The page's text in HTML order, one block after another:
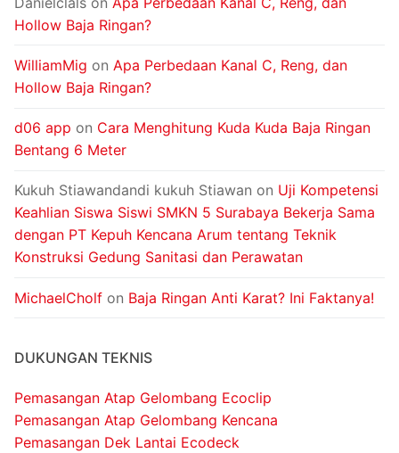
Hollow Baja Ringan?
WilliamMig on Apa Perbedaan Kanal C, Reng, dan
Hollow Baja Ringan?
d06 app on Cara Menghitung Kuda Kuda Baja Ringan
Bentang 6 Meter
Kukuh Stiawandandi kukuh Stiawan on Uji Kompetensi
Keahlian Siswa Siswi SMKN 5 Surabaya Bekerja Sama
dengan PT Kepuh Kencana Arum tentang Teknik
Konstruksi Gedung Sanitasi dan Perawatan
MichaelCholf on Baja Ringan Anti Karat? Ini Faktanya!
DUKUNGAN TEKNIS
Pemasangan Atap Gelombang Ecoclip
Pemasangan Atap Gelombang Kencana
Pemasangan Dek Lantai Ecodeck